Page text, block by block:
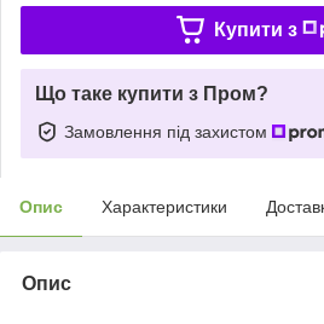
Купити з
Що таке купити з Пром?
Замовлення під захистом
Опис Характеристики
Опис